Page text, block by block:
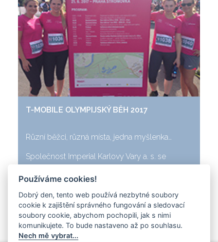
T-MOBILE OLYMPIJSKÝ BĚH 2017
Různí běžci, různá místa, jedna myšlenka…
Společnost Imperial Karlovy Vary a. s. se
dne 2017.
[Více]
Používáme cookies!
Dobrý den, tento web používá nezbytné soubory
cookie k zajištění správného fungování a sledovací
soubory cookie, abychom pochopili, jak s nimi
komunikujete. To bude nastaveno až po souhlasu.
Nech mě vybrat...